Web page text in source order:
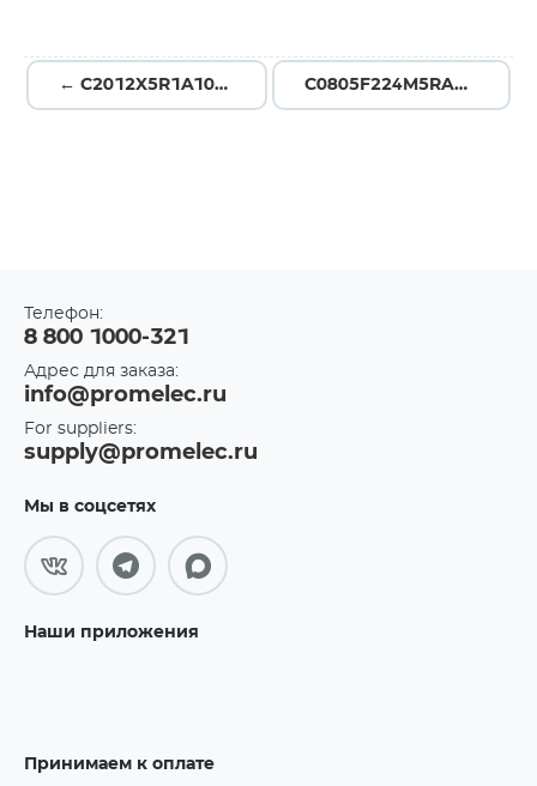
← C2012X5R1A106K125AB C0805F224M5RACAUTO →
Телефон:
8 800 1000-321
Адрес для заказа:
info@promelec.ru
For suppliers:
supply@promelec.ru
Мы в соцсетях
Наши приложения
Принимаем к оплате